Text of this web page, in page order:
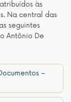
às
Na central das
seguintes
Antônio De
–